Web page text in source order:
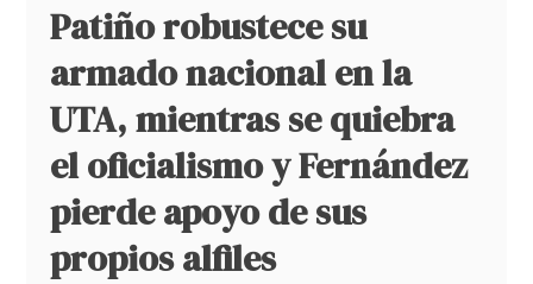
Patiño robustece su
armado nacional en la
UTA, mientras se quiebra
el oficialismo y Fernández
pierde apoyo de sus
propios alfiles